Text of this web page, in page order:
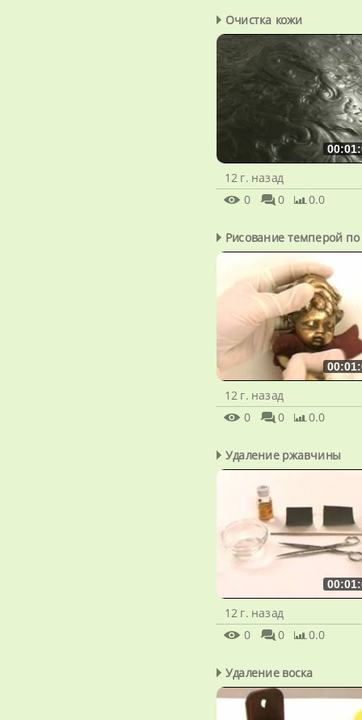
Очистка кожи
12 г. назад
0
0 0.0
Рисование темперой по
12 г. назад
0
0 0.0
Удаление ржавчины
12 г. назад
0
0 0.0
Удаление воска